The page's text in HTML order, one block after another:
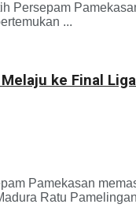
Persepam
...
ke Final
Pamekasan
Ratu